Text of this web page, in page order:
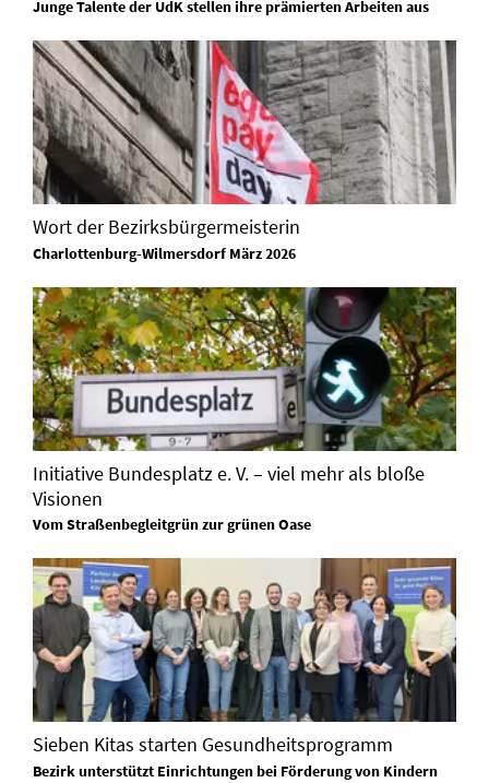
Junge Talente der UdK stellen ihre prämierten Arbeiten aus
Wort der Bezirksbürgermeisterin
Charlottenburg-Wilmersdorf März 2026
Initiative Bundesplatz e. V. – viel mehr als bloße
Visionen
Vom Straßenbegleitgrün zur grünen Oase
Sieben Kitas starten Gesundheitsprogramm
Bezirk unterstützt Einrichtungen bei Förderung von Kindern